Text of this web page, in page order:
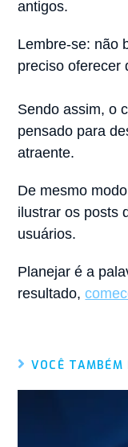
antigos.⠀ ⠀
Lembre-se: não
preciso oferecer
Sendo assim, o
pensado para
atraente.⠀ ⠀
De mesmo
ilustrar os posts
usuários.⠀ ⠀
Planejar é a
resultado,
VOCÊ TAMBÉM